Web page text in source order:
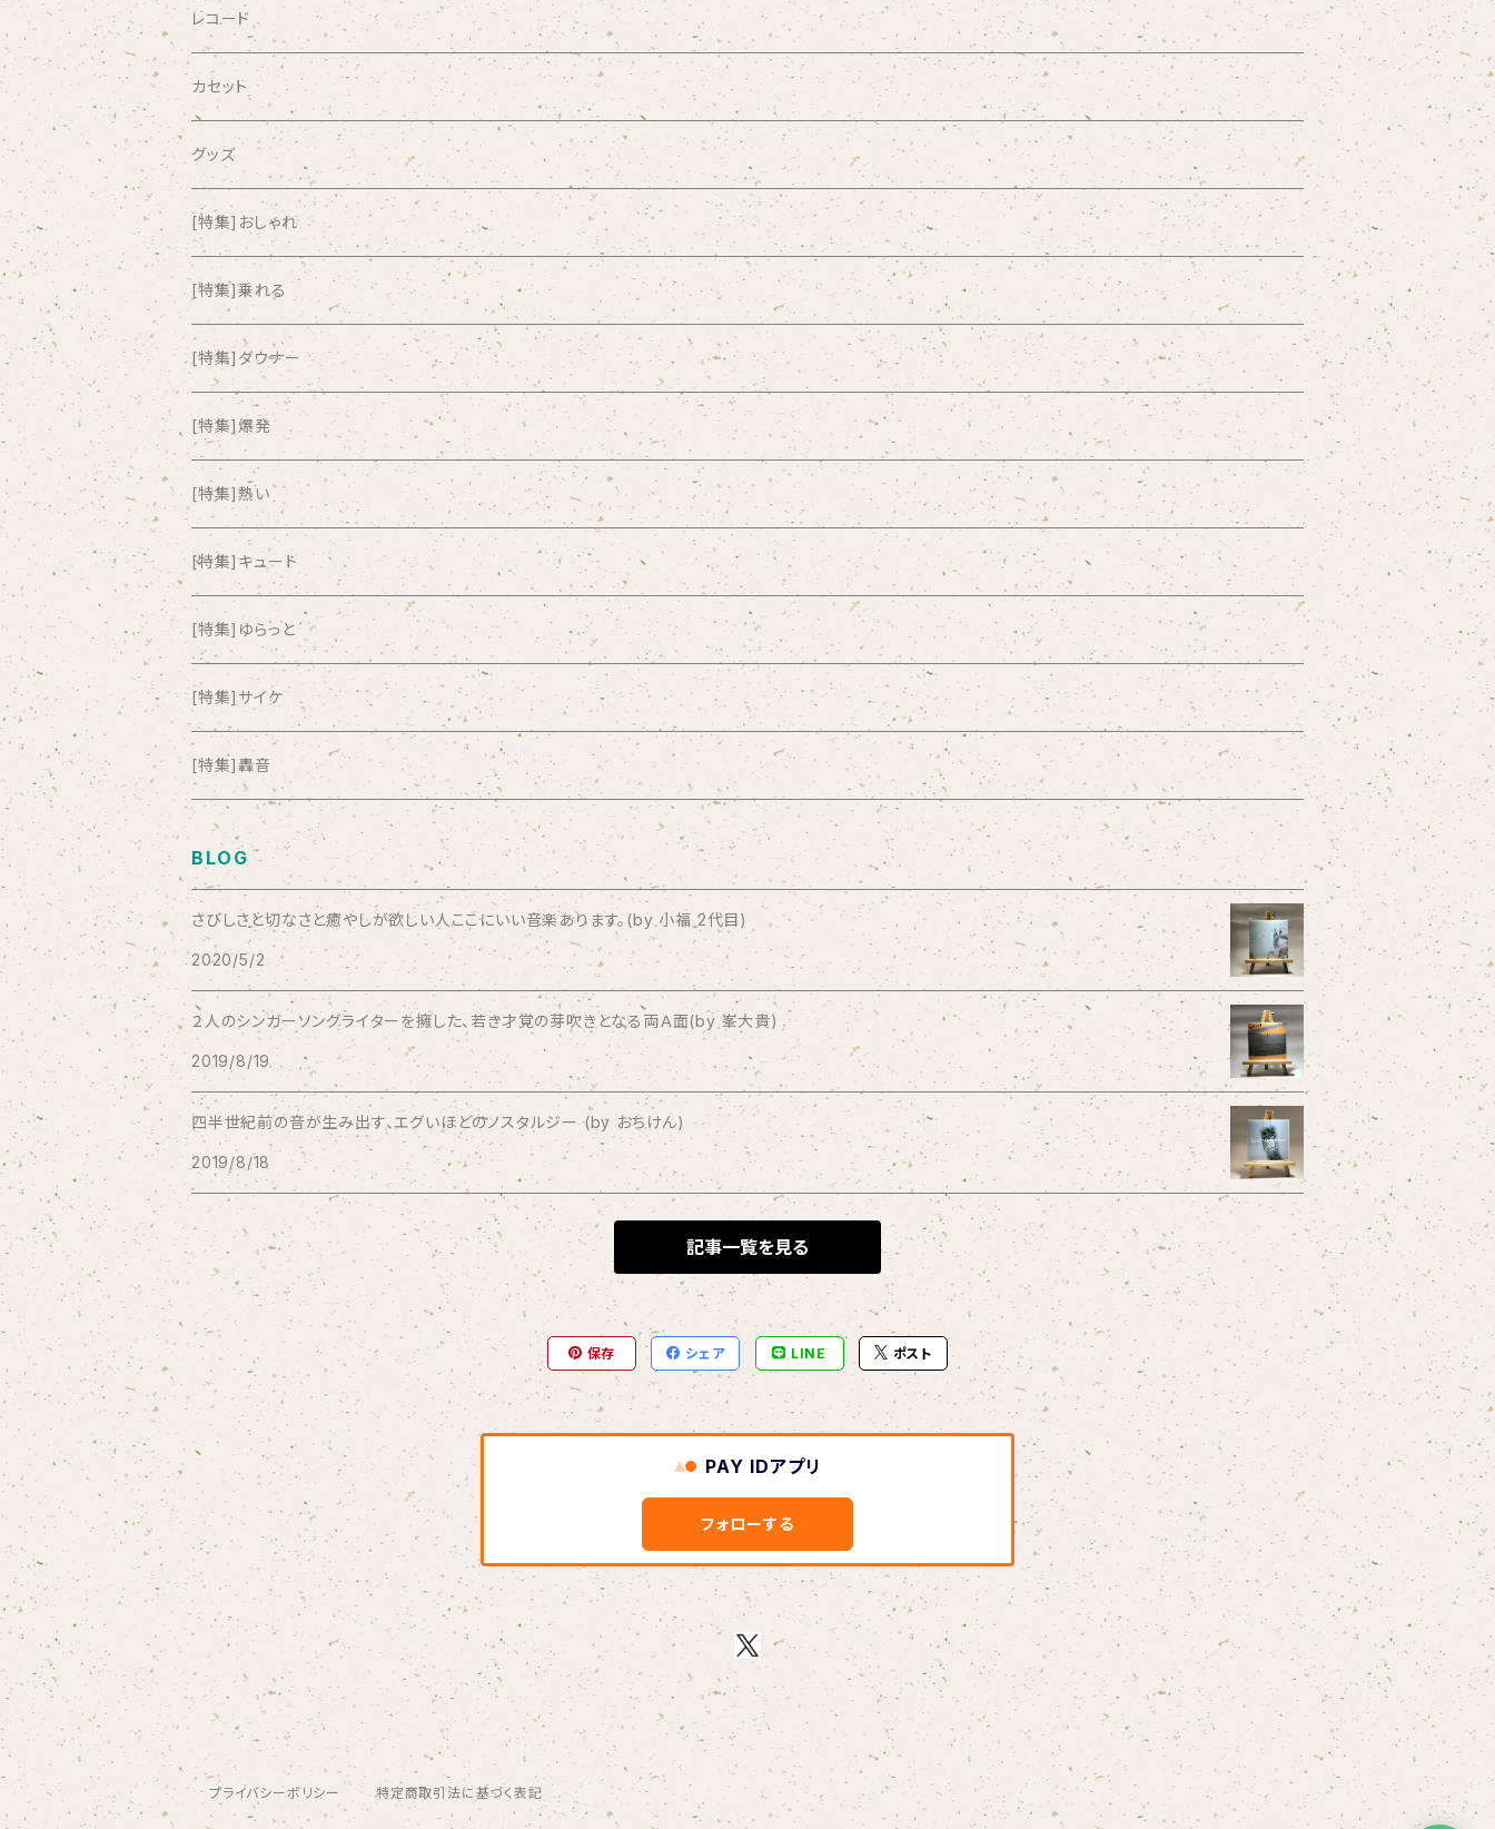
AGU
AIRCRAFT
airlie
AKUTAGAWA FANCLUB
ALKASILKA
all about paradise
ALL ITEM 10 TIMES
Amia Calva
Amsterdamned
ANYO
And Summer Club
anticlockwise
Aysula
Bad Operation
Bagus!
BBBBBBB
The BEG
The Beths
THE BLACK SHANSONS
BLONDnewHALF
Blondy
BOAR HUNTER
bud&harbor
Bulbs Of Passion
Calme Adiction
CANDY
レコード
カセット
グッズ
[特集]おしゃれ
[特集]乗れる
[特集]ダウナー
[特集]爆発
[特集]熱い
[特集]キュート
[特集]ゆらっと
[特集]サイケ
[特集]轟音
BLOG
さびしさと切なさと癒やしが欲しい人ここにいい音楽あります。(by 小福 2代目)
2020/5/2
２人のシンガーソングライターを擁した、若き才覚の芽吹きとなる両Ａ面(by 峯大貴)
2019/8/19
四半世紀前の音が生み出す、エグいほどのノスタルジー (by おちけん)
2019/8/18
記事一覧を見る
保存 シェア LINE ポスト
PAY IDアプリ
フォローする
プライバシーポリシー 特定商取引法に基づく表記